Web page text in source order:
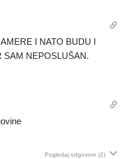
I NATO BUDU I
SAM NEPOSLUŠAN.
Pogledaj odgovore (2)